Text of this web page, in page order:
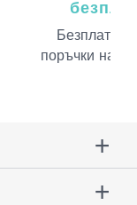
Безплатна
поръчки над